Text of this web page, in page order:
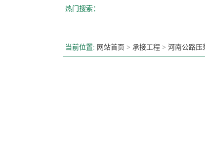
热门搜索：
当前位置: 网站首页 > 承接工程 > 河南公路压